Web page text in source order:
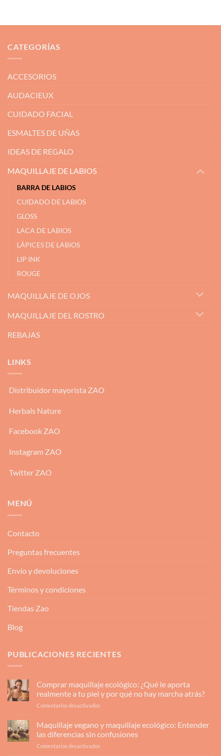
CATEGORÍAS
ACCESORIOS
AUDACIEUX
CUIDADO FACIAL
ESMALTES DE UÑAS
IDEAS DE REGALO
MAQUILLAJE DE LABIOS
BARRA DE LABIOS
CUIDADO DE LABIOS
GLOSS
LACA DE LABIOS
LÁPICES DE LABIOS
LIP INK
ROUGE
MAQUILLAJE DE OJOS
MAQUILLAJE DEL ROSTRO
REBAJAS
LINKS
Distribuidor mayorista ZAO
Herbals Nature
Facebook ZAO
Instagram ZAO
Twitter ZAO
MENÚ
Contacto
Preguntas frecuentes
Envío y devoluciones
Términos y condiciones
Tiendas Zao
Blog
PUBLICACIONES RECIENTES
Comprar maquillaje ecológico: ¿Qué le aporta
realmente a tu piel y por qué no hay marcha atrás?
Comentarios desactivados
ecológico:
¿Qué
Maquillaje vegano y maquillaje ecológico: Entender
las diferencias sin confusiones
Comentarios desactivados